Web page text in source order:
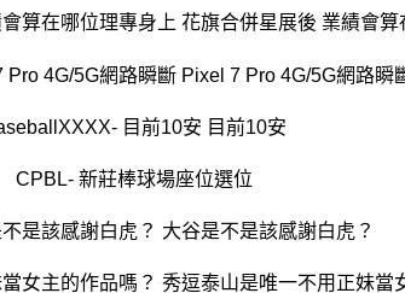
算在哪位理專身上 花旗合併星展後 業績會
Pro 4G/5G網路瞬斷 Pixel 7 Pro 4G/5G網路瞬
目前10安 目前10安
CPBL- 新莊棒球場座位選位
是該感謝白虎？ 大谷是不是該感謝白虎？
女主的作品嗎？ 秀逗泰山是唯一不用正妹當